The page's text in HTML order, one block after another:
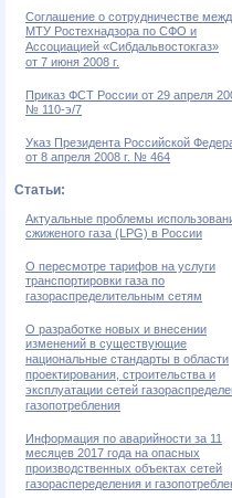
Соглашение о сотрудничестве
МТУ Ростехнадзора по СФО и
Ассоциацией «Сибдальвостокгаз»
от 7 июня 2008 г.
Приказ ФСТ России от 29 апреля
№ 110-э/7
Указ Президента Российской
от 8 апреля 2008 г. № 464
Статьи:
Актуальные проблемы
сжиженого газа (LPG) в России
О пересмотре тарифов на услуги
транспортировки газа по
газораспределительным сетям
О разработке новых и внесении
изменений в существующие
национальные стандарты в области
проектирования, строительства и
эксплуатации сетей
газопотребления
Информация по аварийности за 11
месяцев 2017 года на опасных
производственных объектах сетей
газораспеределения и